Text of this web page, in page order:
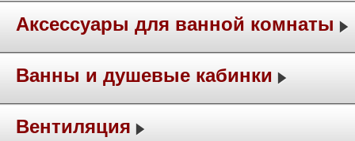
Аксессуары для ванной комнаты
Ванны и душевые кабинки
Вентиляция